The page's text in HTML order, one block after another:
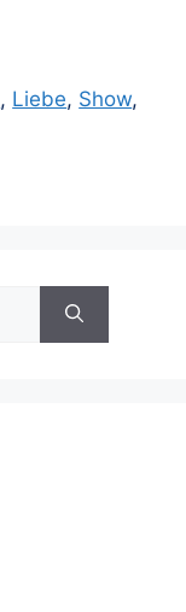
, Liebe, Show,